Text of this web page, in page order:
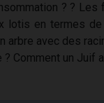
? ?
en termes de
arbre avec des
Comment un Juif